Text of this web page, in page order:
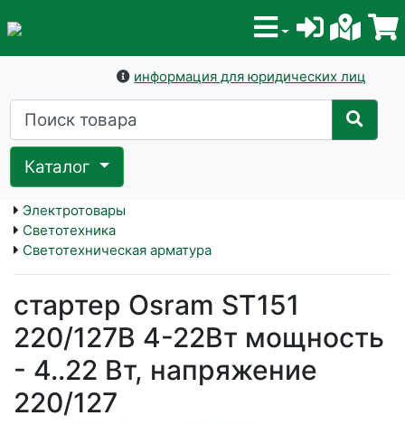
информация для юридических лиц
Каталог
Электротовары
Светотехника
Светотехническая арматура
стартер Osram ST151
220/127В 4-22Вт мощность
- 4..22 Вт, напряжение
220/127